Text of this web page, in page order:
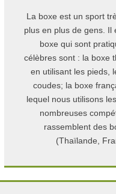
La boxe est un sport
plus en plus de gens. Il
boxe qui sont
célèbres sont : la boxe
en utilisant les pieds,
coudes; la boxe
lequel nous utilisons
nombreuses
rassemblent des
(Thaïlande,